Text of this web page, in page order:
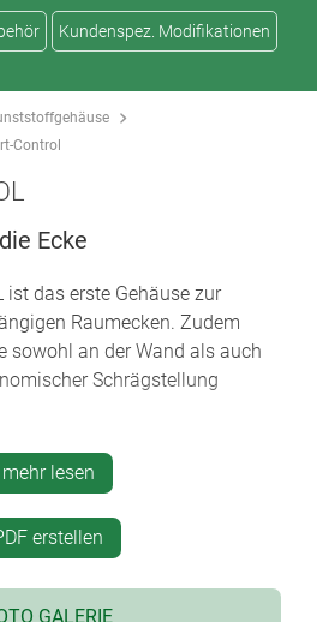
Kundenspez. Modifikationen
Control
Ecke
ist das erste Gehäuse zur
Raumecken. Zudem
sowohl an der Wand als auch
Schrägstellung
oder Ausführung mit vertieft
für Folientastaturen
ASA+PC-FR mit hohem UV-
der Gehäuse-Rückseite mit
mehr lesen
erstellen
GALERIE